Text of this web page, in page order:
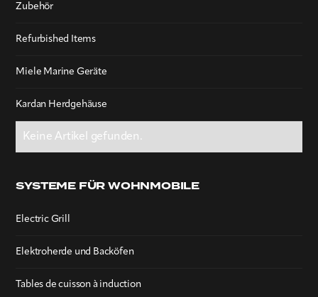
Zubehör
Refurbished Items
Miele Marine Geräte
Kardan Herdgehäuse
Keine Artikel gefunden.
SYSTEME FÜR WOHNMOBILE
Electric Grill
Elektroherde und Backöfen
Tables de cuisson à induction